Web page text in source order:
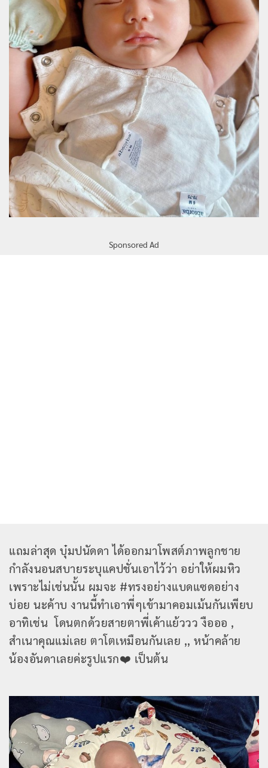
Sponsored Ad
แถมล่าสุด บุ๋มปนัดดา ได้ออกมาโพสต์ภาพลูกชาย
กำลังนอนสบายระบุแคปชั่นเอาไว้ว่า อย่าให้ผมหิว
เพราะไม่เช่นนั้น ผมจะ #ทรงอย่างแบดแซดอย่าง
บ่อย นะค้าบ งานนี้ทำเอาพี่ๆเข้ามาคอมเม้นกันเพียบ
อาทิเช่น โดนตกด้วยสายตาพี่เค้าแย้ววว งือออ ,
สำเนาคุณแม่เลย ตาโตเหมือนกันเลย ,, หน้าคล้าย
น้องอันดาเลยค่ะรูปแรก❤️ เป็นต้น